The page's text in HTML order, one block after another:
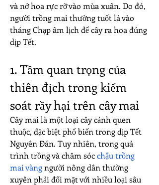
và nở hoa rực rỡ vào mùa xuân. Do đó,
người trồng mai thường tuốt lá vào
tháng Chạp âm lịch để cây ra hoa đúng
dịp Tết.
1. Tầm quan trọng của
thiên địch trong kiểm
soát rầy hại trên cây mai
Cây mai là một loại cây cảnh quen
thuộc, đặc biệt phổ biến trong dịp Tết
Nguyên Đán. Tuy nhiên, trong quá
trình trồng và chăm sóc chậu trồng
mai vàng người nông dân thường
xuyên phải đối mặt với nhiều loại sâu